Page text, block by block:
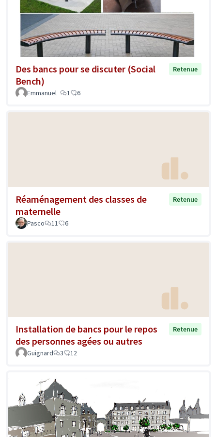
Des bancs pour se discuter (Social
Bench)
Retenue
Emmanuel_ 1 6
Réaménagement des classes de
maternelle
Retenue
Pasco 11 6
Installation de bancs pour le repos
des personnes agées ou autres
Retenue
Guignard 3 12